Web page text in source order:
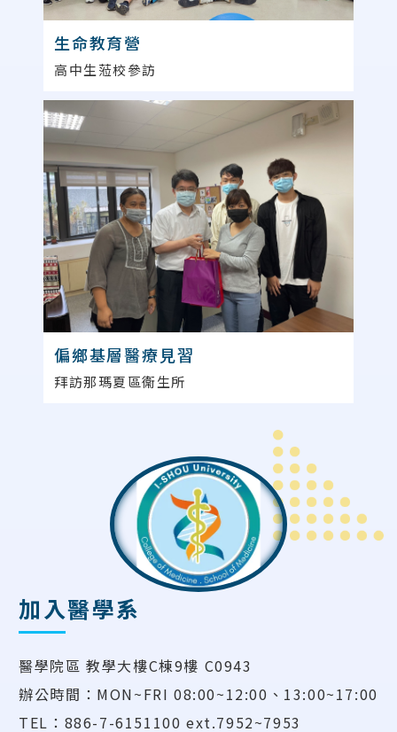
生命教育營
高中生蒞校參訪
偏鄉基層醫療見習
拜訪那瑪夏區衞生所
加入醫學系
醫學院區 教學大樓C棟9樓 C0943
辦公時間：MON~FRI 08:00~12:00、13:00~17:00
TEL：886-7-6151100 ext.7952~7953